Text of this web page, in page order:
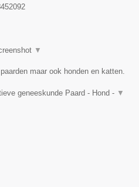
▼
maar ook honden en katten.
geneeskunde Paard - Hond - ▼